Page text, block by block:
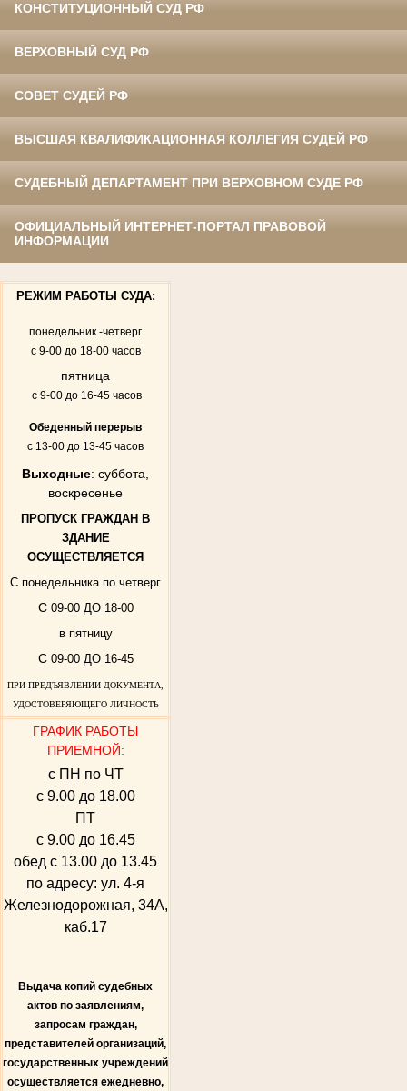
КОНСТИТУЦИОННЫЙ СУД РФ
ВЕРХОВНЫЙ СУД РФ
СОВЕТ СУДЕЙ РФ
ВЫСШАЯ КВАЛИФИКАЦИОННАЯ КОЛЛЕГИЯ СУДЕЙ РФ
СУДЕБНЫЙ ДЕПАРТАМЕНТ ПРИ ВЕРХОВНОМ СУДЕ РФ
ОФИЦИАЛЬНЫЙ ИНТЕРНЕТ-ПОРТАЛ ПРАВОВОЙ
ИНФОРМАЦИИ
РЕЖИМ РАБОТЫ СУДА:
понедельник -четверг
с 9-00 до 18-00 часов
пятница
с 9-00 до 16-45 часов
Обеденный перерыв
с 13-00 до 13-45 часов
Выходные: суббота,
воскресенье
ПРОПУСК ГРАЖДАН В
ЗДАНИЕ
ОСУЩЕСТВЛЯЕТСЯ
С понедельника по четверг
С09-00 ДО 18-00
в пятницу
С09-00 ДО 16-45
ПРИ ПРЕДЪЯВЛЕНИИ ДОКУМЕНТА,
УДОСТОВЕРЯЮЩЕГО ЛИЧНОСТЬ
ГРАФИК РАБОТЫ
ПРИЕМНОЙ:
с ПН по ЧТ
с 9.00 до 18.00
ПТ
с 9.00 до 16.45
обед с 13.00 до 13.45
по адресу: ул. 4-я
Железнодорожная, 34А,
каб.17
Выдача копий судебных
актов по заявлениям,
запросам граждан,
представителей организаций,
государственных учреждений
осуществляется ежедневно,